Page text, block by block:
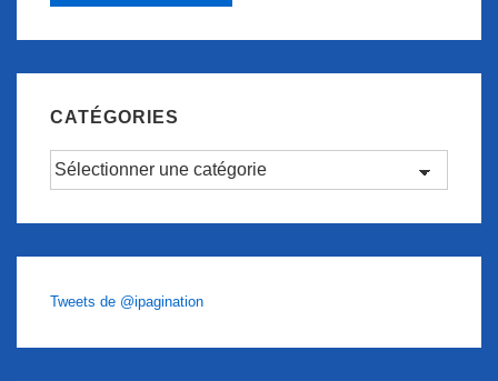
CATÉGORIES
Catégories
Tweets de @ipagination